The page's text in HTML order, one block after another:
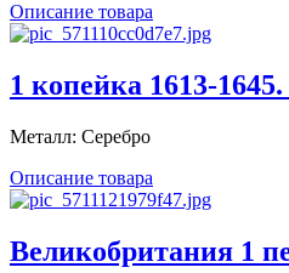
Описание товара
1 копейка 1613-
Металл: Серебро
Описание товара
Великобритания 1